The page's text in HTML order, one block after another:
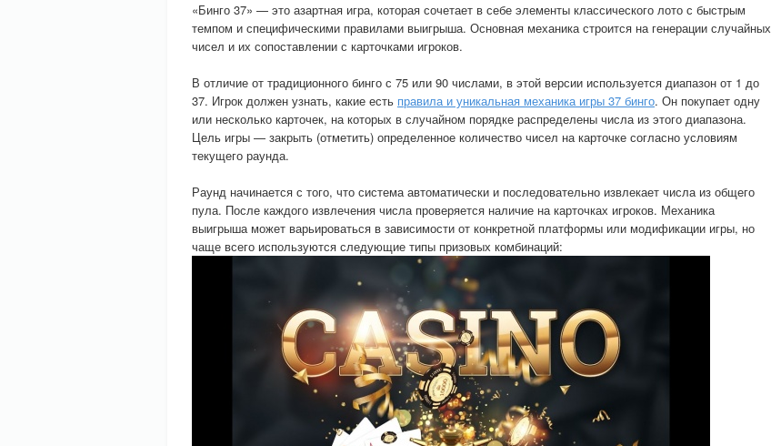
«Бинго 37» — это азартная игра, которая сочетает в себе элементы классического лото с быстрым
темпом и специфическими правилами выигрыша. Основная механика строится на генерации случайных
чисел и их сопоставлении с карточками игроков.
В отличие от традиционного бинго с 75 или 90 числами, в этой версии используется диапазон от 1 до
37. Игрок должен узнать, какие есть правила и уникальная механика игры 37 бинго. Он покупает одну
или несколько карточек, на которых в случайном порядке распределены числа из этого диапазона.
Цель игры — закрыть (отметить) определенное количество чисел на карточке согласно условиям
текущего раунда.
Раунд начинается с того, что система автоматически и последовательно извлекает числа из общего
пула. После каждого извлечения числа проверяется наличие на карточках игроков. Механика
выигрыша может варьироваться в зависимости от конкретной платформы или модификации игры, но
чаще всего используются следующие типы призовых комбинаций: